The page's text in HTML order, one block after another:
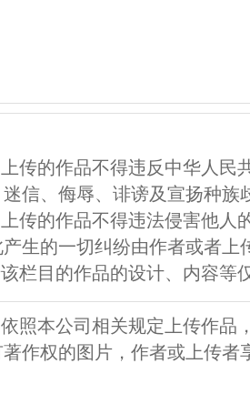
传的作品不得违反中华人民
信、侮辱、诽谤及宣扬种族
传的作品不得违法侵害他人
生的一切纠纷由作者或者上
栏目的作品的设计、内容等
照本公司相关规定上传作品
作权的图片，作者或上传者